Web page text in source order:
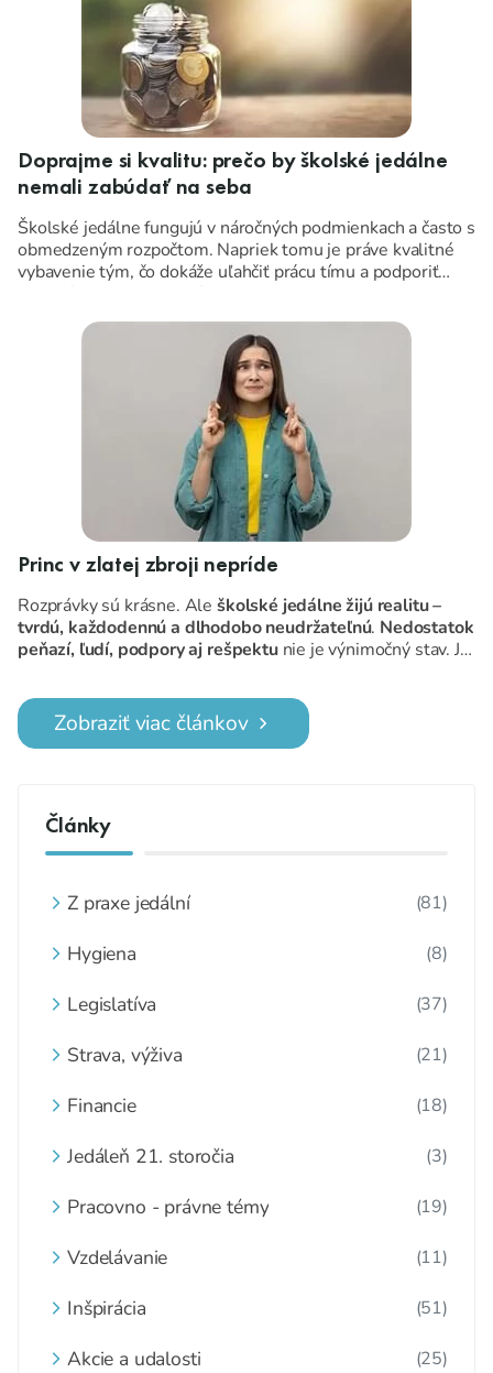
Doprajme si kvalitu: prečo by školské jedálne
nemali zabúdať na seba
Školské jedálne fungujú v náročných podmienkach a často s
obmedzeným rozpočtom. Napriek tomu je práve kvalitné
vybavenie tým, čo dokáže uľahčiť prácu tímu a podporiť
Princ v zlatej zbroji nepríde
Rozprávky sú krásne. Ale školské jedálne žijú realitu –
tvrdú, každodennú a dlhodobo neudržateľnú. Nedostatok
peňazí, ľudí, podpory aj rešpektu nie je výnimočný stav. Je
Zobraziť viac článkov
Články
Z praxe jedální (81)
Hygiena (8)
Legislatíva (37)
Strava, výživa (21)
Financie (18)
Jedáleň 21. storočia (3)
Pracovno - právne témy (19)
Vzdelávanie (11)
Inšpirácia (51)
Akcie a udalosti (25)